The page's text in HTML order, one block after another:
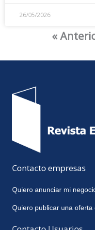
26/05/2026
«
Contacto empresas
Quiero anunciar mi
Quiero publicar una oferta